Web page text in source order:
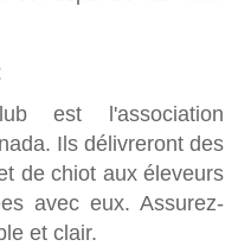
est l'association
Ils délivreront des
de chiot aux éleveurs
avec eux. Assurez-
et clair.